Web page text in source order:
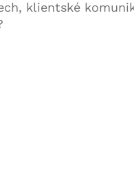
klientské